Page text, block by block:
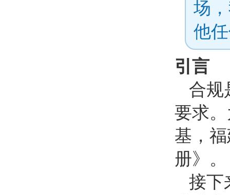
场
他
引言
合规
要求
基，
册》。
接下